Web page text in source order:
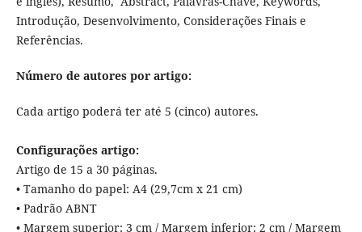
Introdução, Desenvolvimento, Considerações Finais e
Referências.
Número de autores por artigo:
Cada artigo poderá ter até 5 (cinco) autores.
Configurações artigo:
Artigo de 15 a 30 páginas.
• Tamanho do papel: A4 (29,7cm x 21 cm)
• Padrão ABNT
• Margem superior: 3 cm / Margem inferior: 2 cm / Margem